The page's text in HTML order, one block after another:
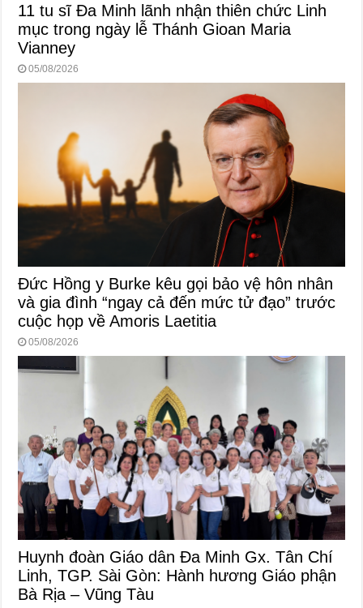
11 tu sĩ Đa Minh lãnh nhận thiên chức Linh
mục trong ngày lễ Thánh Gioan Maria
Vianney
05/08/2026
Đức Hồng y Burke kêu gọi bảo vệ hôn nhân
và gia đình “ngay cả đến mức tử đạo” trước
cuộc họp về Amoris Laetitia
05/08/2026
Huynh đoàn Giáo dân Đa Minh Gx. Tân Chí
Linh, TGP. Sài Gòn: Hành hương Giáo phận
Bà Rịa – Vũng Tàu